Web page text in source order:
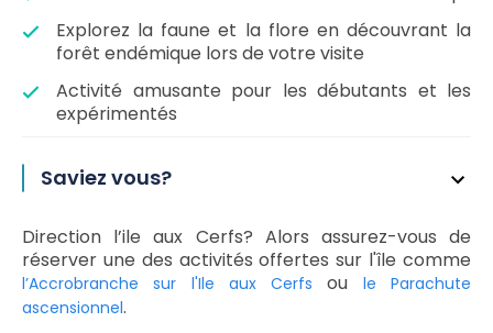
Explorez la faune et la flore en découvrant la
forêt endémique lors de votre visite
Activité amusante pour les débutants et les
expérimentés
Saviez vous?
Direction l’ile aux Cerfs? Alors assurez-vous de
réserver une des activités offertes sur l'île comme
l’Accrobranche sur l'Ile aux Cerfs ou le Parachute
ascensionnel.